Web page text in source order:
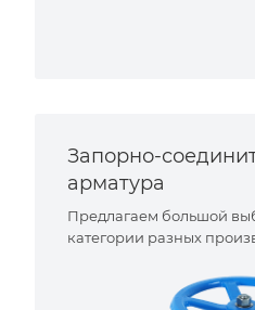
Запорно-
арматура
Предлагаем большой
категории разных